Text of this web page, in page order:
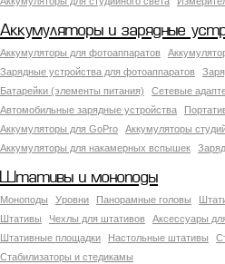
Аккумуляторы и зарядные
Аккумуляторы для фотоаппаратов
Зарядные устройства для фотоаппаратов
Батарейки (элементы питания)
Сетевые
Автомобильные зарядные устройства
Аккумуляторы для GoPro
Аккумуляторы
Аккумуляторы для накамерных вспышек
Штативы и моноподы
Моноподы Уровни Панорамные головы
Штативы
Чехлы для штативов
Аксессуары
Штативные площадки
Настольные штативы
Стабилизаторы и стедикамы